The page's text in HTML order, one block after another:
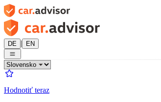
DE | EN
Hodnotiť teraz